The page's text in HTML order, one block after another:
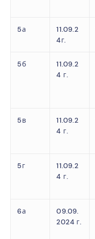
5а
11.09.2
4г.
5б
11.09.2
4 г.
5в
11.09.2
4 г.
5г
11.09.2
4 г.
6а
09.09.
2024 г.